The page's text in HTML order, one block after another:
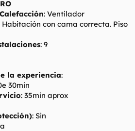
: Ventilador
Habitación con cama correcta. Piso
: 9
la experiencia:
30min
: 35min aprox
: Sin